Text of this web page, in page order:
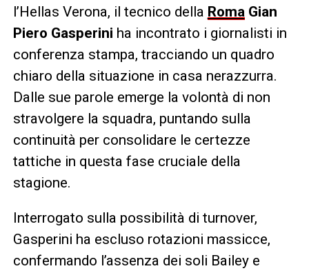
l’Hellas Verona, il tecnico della Roma Gian
Piero Gasperini ha incontrato i giornalisti in
conferenza stampa, tracciando un quadro
chiaro della situazione in casa nerazzurra.
Dalle sue parole emerge la volontà di non
stravolgere la squadra, puntando sulla
continuità per consolidare le certezze
tattiche in questa fase cruciale della
stagione.
Interrogato sulla possibilità di turnover,
Gasperini ha escluso rotazioni massicce,
confermando l’assenza dei soli Bailey e